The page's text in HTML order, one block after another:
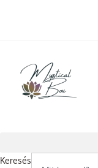
Keresés